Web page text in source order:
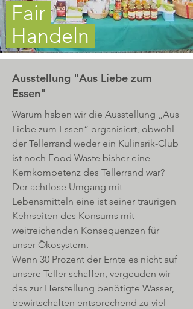
Fair
Handeln
Ausstellung "Aus Liebe zum
Essen"
Warum haben wir die Ausstellung „Aus
Liebe zum Essen“ organisiert, obwohl
der Tellerrand weder ein Kulinarik-Club
ist noch Food Waste bisher eine
Kernkompetenz des Tellerrand war?
Der achtlose Umgang mit
Lebensmitteln eine ist seiner traurigen
Kehrseiten des Konsums mit
weitreichenden Konsequenzen für
unser Ökosystem.
Wenn 30 Prozent der Ernte es nicht auf
unsere Teller schaffen, vergeuden wir
das zur Herstellung benötigte Wasser,
bewirtschaften entsprechend zu viel